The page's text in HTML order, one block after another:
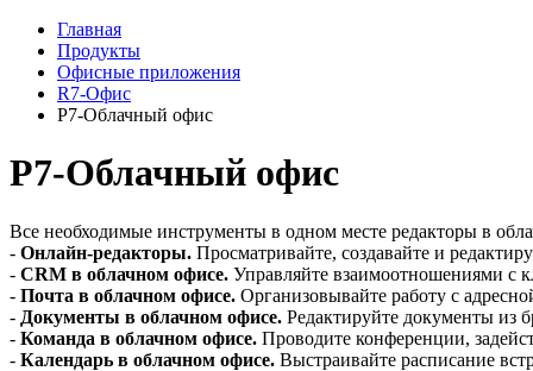
Главная
Продукты
Офисные приложения
R7-Офис
Р7-Облачный офис
Р7-Облачный офис
Все необходимые инструменты в одном месте редакторы в
- Онлайн-редакторы. Просматривайте, создавайте и
- CRM в облачном офисе. Управляйте взаимоотношениями с
- Почта в облачном офисе. Организовывайте работу с
- Документы в облачном офисе. Редактируйте документы из
- Команда в облачном офисе. Проводите конференции,
- Календарь в облачном офисе. Выстраивайте расписание